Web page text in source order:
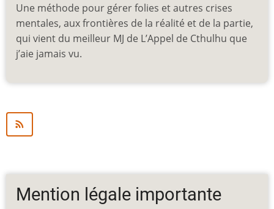
Une méthode pour gérer folies et autres crises
mentales, aux frontières de la réalité et de la partie,
qui vient du meilleur MJ de L’Appel de Cthulhu que
j’aie jamais vu.
Mention légale importante